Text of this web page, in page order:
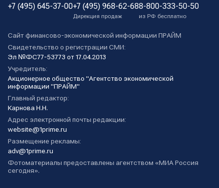
+7 (495) 645-37-00+7 (495) 968-62-68
Дирекция продаж
8-800-333-50-50
из РФ бесплатно
Сайт финансово-экономической информации ПРАЙМ
Свидетельство о регистрации СМИ:
Эл №ФС77-53773 от 17.04.2013
Учредитель:
Акционерное общество "Агентство экономической
информации "ПРАЙМ"
Главный редактор:
Карнова Н.Н.
Адрес электронной почты редакции:
website@1prime.ru
Размещение рекламы:
adv@1prime.ru
Фотоматериалы предоставлены агентством «МИА Россия
сегодня».